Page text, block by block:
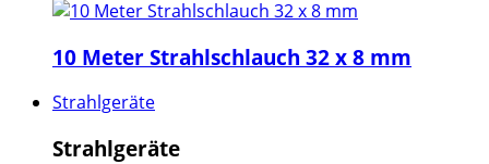
10 Meter Strahlschlauch 32 x 8 mm
Strahlgeräte
Strahlgeräte